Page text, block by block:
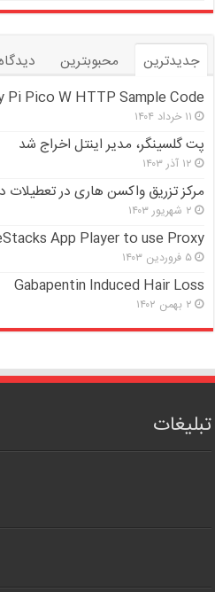
جدیدترین محبوبترین
Pi Pico W HTTP Sample Code
۱۱ خرداد ۱۴۰۴
پت گلسینگر، مدیر اینتل اخراج شد
۱۲ آذر ۱۴۰۳
مرکز تزریق واکسن هاری در تعطیلات
۲ شهریور ۱۴۰۳
App Player to use Proxy
۵ فروردین ۱۴۰۳
Gabapentin Induced Hair Loss
۲ بهمن ۱۴۰۲
تبلیغات